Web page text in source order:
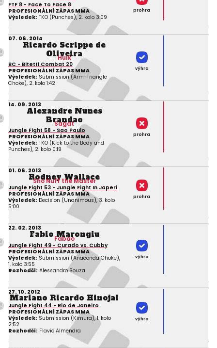
FTF 8 - Face To Face 8
PROFESIONÁLNÍ ZÁPAS MMA
Výsledek: TKO (Punches), 2. kolo 3:09
prohra
07. 06. 2014
Ricardo Scrippe de
Oliveira
Hulk
BC - Bitetti Combat 20
PROFESIONÁLNÍ ZÁPAS MMA
Výsledek: Submission (Arm-Triangle
Choke), 2. kolo 1:42
výhra
14. 09. 2013
Alexandre Nunes
Brandao
Sagat
Jungle Fight 58 - Sao Paulo
PROFESIONÁLNÍ ZÁPAS MMA
Výsledek: TKO (Kick to the Body and
Punches), 2. kolo 0:19
prohra
01. 06. 2013
Rodney Wallace
Sho Nuff the Master
Jungle Fight 53 - Jungle Fight In Japeri
PROFESIONÁLNÍ ZÁPAS MMA
Výsledek: Decision (Unanimous), 3. kolo
5:00
prohra
22. 02. 2013
Fabio Marongiu
Fabao
Jungle Fight 49 - Curado vs. Cubby
PROFESIONÁLNÍ ZÁPAS MMA
Výsledek: Submission (Anaconda Choke),
1. kolo 3:55
Rozhodčí: Alessandro Souza
výhra
27. 10. 2012
Mariano Ricardo Hinojal
Jungle Fight 44 - Rio de Janeiro
PROFESIONÁLNÍ ZÁPAS MMA
Výsledek: Submission (Kimura), 1. kolo
2:52
Rozhodčí: Flavio Almendra
výhra